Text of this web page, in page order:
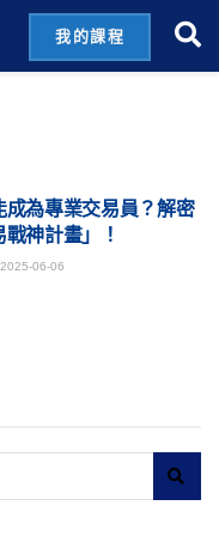
我的課程
為專業交易員？解密
神計畫」！
2025-06-06